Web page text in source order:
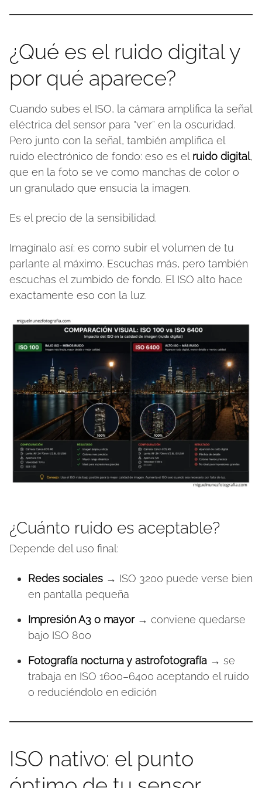
¿Qué es el ruido digital y
por qué aparece?
Cuando subes el ISO, la cámara amplifica la señal
eléctrica del sensor para “ver” en la oscuridad.
Pero junto con la señal, también amplifica el
ruido electrónico de fondo: eso es el ruido digital,
que en la foto se ve como manchas de color o
un granulado que ensucia la imagen.
Es el precio de la sensibilidad.
Imagínalo así: es como subir el volumen de tu
parlante al máximo. Escuchas más, pero también
escuchas el zumbido de fondo. El ISO alto hace
exactamente eso con la luz.
¿Cuánto ruido es aceptable?
Depende del uso final:
Redes sociales → ISO 3200 puede verse bien
en pantalla pequeña
Impresión A3 o mayor→ conviene quedarse
bajo ISO 800
Fotografía nocturna y astrofotografía → se
trabaja en ISO 1600–6400 aceptando el ruido
o reduciéndolo en edición
ISO nativo: el punto